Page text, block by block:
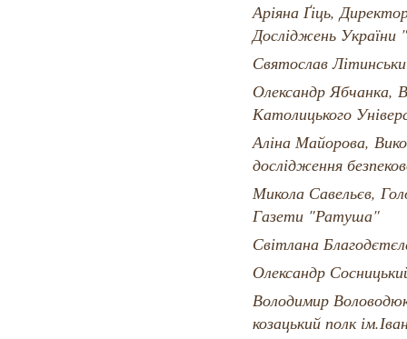
Аріяна Ґіць,
Досліджень України
Святослав
Олександр Ябчанка,
Католицького
Аліна Майорова,
дослідження
Микола Савельєв,
Газети "Ратуша"
Світлана
Олександр
Володимир
козацький полк